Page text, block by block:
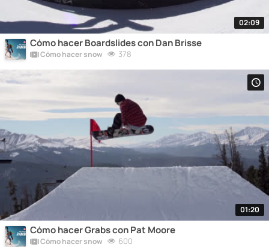
02:09
Cómo hacer Boardslides con Dan Brisse
Cómo hacer snow 378
01:20
Cómo hacer Grabs con Pat Moore
Cómo hacer snow 600